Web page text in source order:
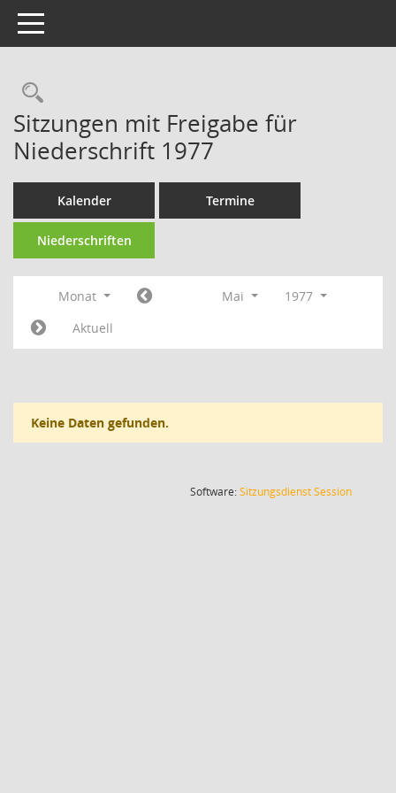
Toggle navigation
Rechercheauswahl
Sitzungen mit Freigabe für
Niederschrift 1977
Kalender Termine
Niederschriften
Monat Mai
1977
Aktuell
Keine Daten gefunden.
Software:SitzungsdienstSession(Wird in